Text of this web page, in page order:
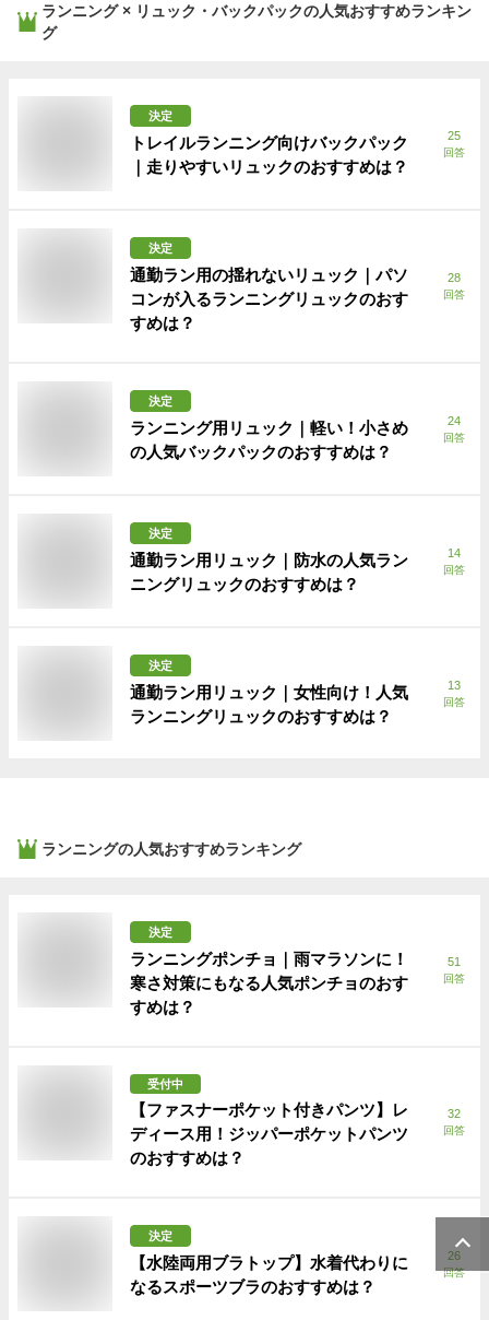
ランニング × リュック・バックパックの人気おすすめランキン
グ
決定
トレイルランニング向けバックパック
｜走りやすいリュックのおすすめは？
25
回答
決定
通勤ラン用の揺れないリュック｜パソ
コンが入るランニングリュックのおす
すめは？
28
回答
決定
ランニング用リュック｜軽い！小さめ
の人気バックパックのおすすめは？
24
回答
決定
通勤ラン用リュック｜防水の人気ラン
ニングリュックのおすすめは？
14
回答
決定
通勤ラン用リュック｜女性向け！人気
ランニングリュックのおすすめは？
13
回答
ランニングの人気おすすめランキング
決定
ランニングポンチョ｜雨マラソンに！
寒さ対策にもなる人気ポンチョのおす
すめは？
51
回答
受付中
【ファスナーポケット付きパンツ】レ
ディース用！ジッパーポケットパンツ
のおすすめは？
32
回答
決定
【水陸両用ブラトップ】水着代わりに
なるスポーツブラのおすすめは？
26
回答